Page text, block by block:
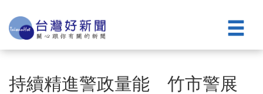
持續精進警政量能 竹市警展